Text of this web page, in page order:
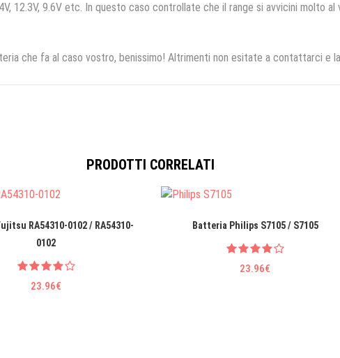
12.3V, 9.6V etc. In questo caso controllate che il range si avvicini molto
che fa al caso vostro, benissimo! Altrimenti non esitate a contattarci e
PRODOTTI CORRELATI
RA54310-0102 / RA54310-
0102
23.96€
Batteria Philips S7105 / S7105
23.96€